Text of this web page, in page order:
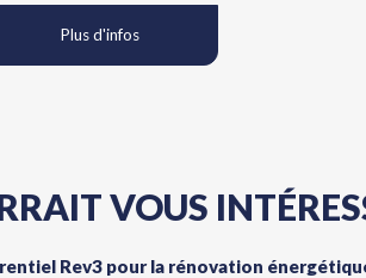
Plus d'infos
VOUS
Rev3 pour la rénovation